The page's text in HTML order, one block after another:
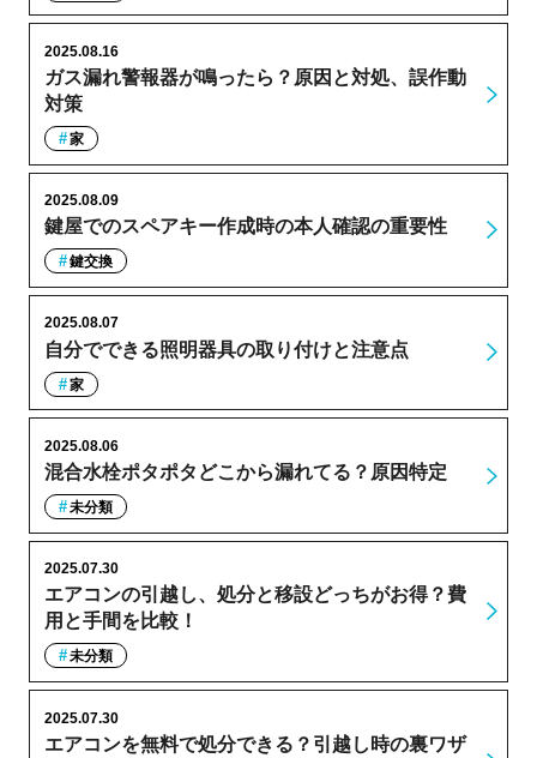
ガス漏れ警報器が鳴ったら？原因と対処、誤作動
対策
2025.08.16
家
鍵屋でのスペアキー作成時の本人確認の重要性
2025.08.09
鍵交換
自分でできる照明器具の取り付けと注意点
2025.08.07
家
混合水栓ポタポタどこから漏れてる？原因特定
2025.08.06
未分類
エアコンの引越し、処分と移設どっちがお得？費
用と手間を比較！
2025.07.30
未分類
エアコンを無料で処分できる？引越し時の裏ワザ
2025.07.30